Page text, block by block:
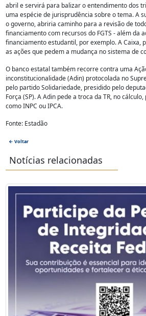
abril e servirá para balizar o entendimento dos
uma espécie de jurisprudência sobre o tema. A
o governo, abriria caminho para a revisão de
financiamento com recursos do FGTS - além da
financiamento estudantil, por exemplo. A Caixa,
as ações que pedem a mudança no sistema de
O banco estatal também recorre contra uma
inconstitucionalidade (Adin) protocolada no
pelo partido Solidariedade, presidido pelo
Força (SP). A Adin pede a troca da TR, no
como INPC ou IPCA.
Fonte: Estadão
← Voltar
Notícias relacionadas